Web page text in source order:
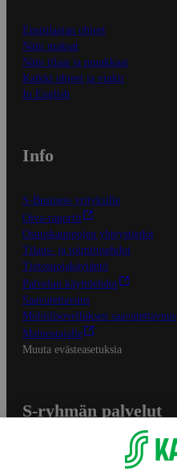
Ensitilaajan ohjeet
Näin maksat
Näin tilaat ja muokkaat
Kaikki ohjeet ja vinkit
In English
Info
S-Business yrityksille
Oiva-raportit
Osuuskauppojen yhteystiedot
Tilaus- ja toimitusehdot
Tietosuojakäytäntö
Palvelun käyttöehdot
Saavutettavuus
Mobiilisovelluksen saavutettavuus
Mainostajalle
Muuta evästeasetuksia
S-ryhmän palvelut